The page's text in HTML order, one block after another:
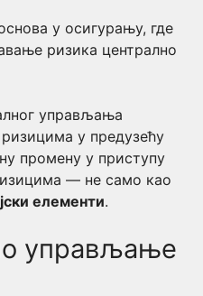
у осигурању, где
ризика централно
управљања
у предузећу
промену у приступу
— не само као
елементи.
управљање